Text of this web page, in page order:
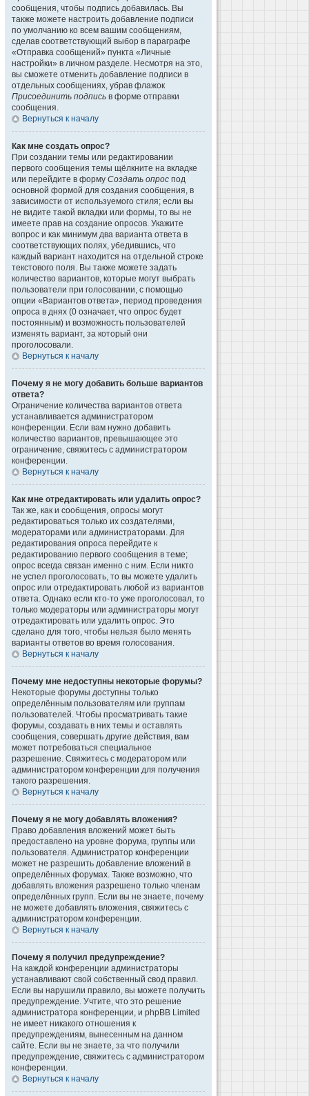
сообщения, чтобы подпись добавилась. Вы
также можете настроить добавление подписи
по умолчанию ко всем вашим сообщениям,
сделав соответствующий выбор в параграфе
«Отправка сообщений» пункта «Личные
настройки» в личном разделе. Несмотря на это,
вы сможете отменить добавление подписи в
отдельных сообщениях, убрав флажок
Присоединить подпись в форме отправки
сообщения.
Вернуться к началу
Как мне создать опрос?
При создании темы или редактировании
первого сообщения темы щёлкните на вкладке
или перейдите в форму Создать опрос под
основной формой для создания сообщения, в
зависимости от используемого стиля; если вы
не видите такой вкладки или формы, то вы не
имеете прав на создание опросов. Укажите
вопрос и как минимум два варианта ответа в
соответствующих полях, убедившись, что
каждый вариант находится на отдельной строке
текстового поля. Вы также можете задать
количество вариантов, которые могут выбрать
пользователи при голосовании, с помощью
опции «Вариантов ответа», период проведения
опроса в днях (0 означает, что опрос будет
постоянным) и возможность пользователей
изменять вариант, за который они
проголосовали.
Вернуться к началу
Почему я не могу добавить больше вариантов
ответа?
Ограничение количества вариантов ответа
устанавливается администратором
конференции. Если вам нужно добавить
количество вариантов, превышающее это
ограничение, свяжитесь с администратором
конференции.
Вернуться к началу
Как мне отредактировать или удалить опрос?
Так же, как и сообщения, опросы могут
редактироваться только их создателями,
модераторами или администраторами. Для
редактирования опроса перейдите к
редактированию первого сообщения в теме;
опрос всегда связан именно с ним. Если никто
не успел проголосовать, то вы можете удалить
опрос или отредактировать любой из вариантов
ответа. Однако если кто-то уже проголосовал, то
только модераторы или администраторы могут
отредактировать или удалить опрос. Это
сделано для того, чтобы нельзя было менять
варианты ответов во время голосования.
Вернуться к началу
Почему мне недоступны некоторые форумы?
Некоторые форумы доступны только
определённым пользователям или группам
пользователей. Чтобы просматривать такие
форумы, создавать в них темы и оставлять
сообщения, совершать другие действия, вам
может потребоваться специальное
разрешение. Свяжитесь с модератором или
администратором конференции для получения
такого разрешения.
Вернуться к началу
Почему я не могу добавлять вложения?
Право добавления вложений может быть
предоставлено на уровне форума, группы или
пользователя. Администратор конференции
может не разрешить добавление вложений в
определённых форумах. Также возможно, что
добавлять вложения разрешено только членам
определённых групп. Если вы не знаете, почему
не можете добавлять вложения, свяжитесь с
администратором конференции.
Вернуться к началу
Почему я получил предупреждение?
На каждой конференции администраторы
устанавливают свой собственный свод правил.
Если вы нарушили правило, вы можете получить
предупреждение. Учтите, что это решение
администратора конференции, и phpBB Limited
не имеет никакого отношения к
предупреждениям, вынесенным на данном
сайте. Если вы не знаете, за что получили
предупреждение, свяжитесь с администратором
конференции.
Вернуться к началу